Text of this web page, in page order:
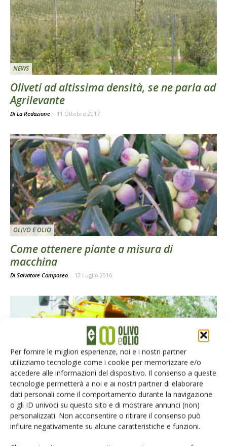
Per fornire le migliori esperienze, noi e i nostri partner
utilizziamo tecnologie come i cookie per memorizzare e/o
accedere alle informazioni del dispositivo. Il consenso a queste
tecnologie permetterà a noi e ai nostri partner di elaborare
dati personali come il comportamento durante la navigazione
o gli ID univoci su questo sito e di mostrare annunci (non)
personalizzati. Non acconsentire o ritirare il consenso può
influire negativamente su alcune caratteristiche e funzioni.
NEWS
Oliveti ad altissima densità, se ne parla ad
Agrilevante
Di La Redazione - 11 Ottobre 2017
OLIVO E OLIO
Come ottenere piante a misura di
macchina
Di Salvatore Camposeo - 12 Luglio 2016
OLIVETO E FRANTOIO
Su oliveti superintensivi vince la
scavallatrice